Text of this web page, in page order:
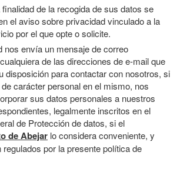
de la recogida de sus datos se
el aviso sobre privacidad vinculado a la
por el que opte o solicite.
nos envía un mensaje de correo
de las direcciones de e-mail que
disposición para contactar con nosotros, si
carácter personal en el mismo, nos
sus datos personales a nuestros
legalmente inscritos en el
de Protección de datos, si el
de Abejar lo considera conveniente, y
por la presente política de